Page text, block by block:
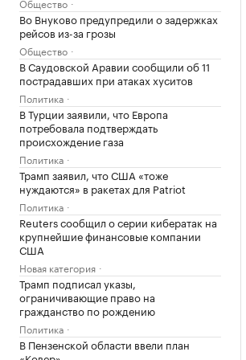
Во Внуково предупредили о задержках
рейсов из-за грозы
Общество
В Саудовской Аравии сообщили об 11
пострадавших при атаках хуситов
Политика
В Турции заявили, что Европа
потребовала подтверждать
происхождение газа
Политика
Трамп заявил, что США «тоже
нуждаются» в ракетах для Patriot
Политика
Reuters сообщил о серии кибератак на
крупнейшие финансовые компании
США
Новая категория
Трамп подписал указы,
ограничивающие право на
гражданство по рождению
Политика
В Пензенской области ввели план